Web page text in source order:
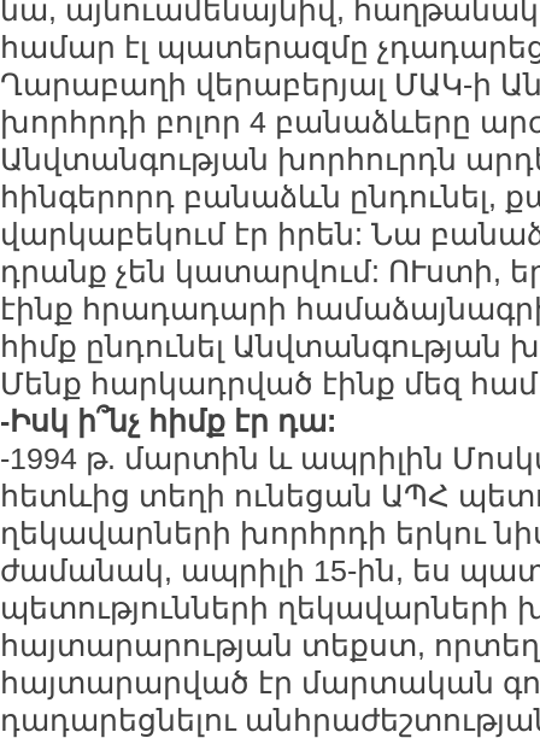
նա, այնուամենայնիվ,
համար էլ պատերազմը
Ղարաբաղի վերաբերյալ ՄԱԿ-ի
խորհրդի բոլոր 4 բանաձևերը
Անվտանգության խորհուրդն
հինգերորդ բանաձևն ընդունել,
վարկաբեկում էր իրեն: Նա
դրանք չեն կատարվում: ՈՒստի,
էինք հրադադարի
հիմք ընդունել Անվտանգության
Մենք հարկադրված էինք մեզ
-Իսկ ի՞նչ հիմք էր դա:
-1994 թ. մարտին և ապրիլին
հետևից տեղի ունեցան ԱՊՀ
ղեկավարների խորհրդի երկու
ժամանակ, ապրիլի 15-ին, ես
պետությունների ղեկավարների
հայտարարության տեքստ,
հայտարարված էր մարտական
դադարեցնելու